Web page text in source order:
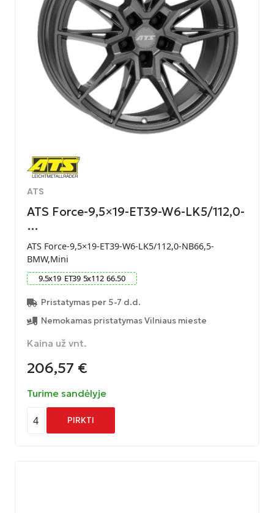
ATS
ATS Force-9,5×19-ET39-W6-LK5/112,0-
…
ATS Force-9,5×19-ET39-W6-LK5/112,0-NB66,5-
BMW,Mini
9.5x19 ET39 5x112 66.50
Pristatymas per 5-7 d.d.
Nemokamas pristatymas Vilniaus mieste
Kaina už vnt.
206,57 €
Turime sandėlyje
4 PIRKTI